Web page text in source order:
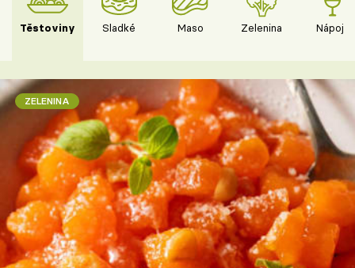
Těstoviny Sladké Maso Zelenina Nápoje
ZELENINA